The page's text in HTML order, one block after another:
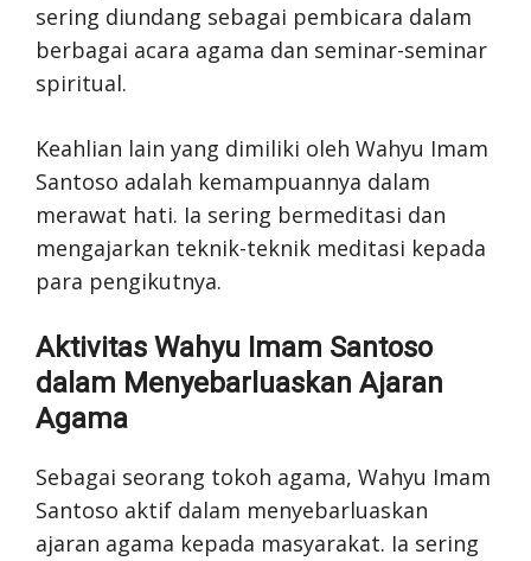
sering diundang sebagai pembicara dalam
berbagai acara agama dan seminar-seminar
spiritual.
Keahlian lain yang dimiliki oleh Wahyu Imam
Santoso adalah kemampuannya dalam
merawat hati. Ia sering bermeditasi dan
mengajarkan teknik-teknik meditasi kepada
para pengikutnya.
Aktivitas Wahyu Imam Santoso
dalam Menyebarluaskan Ajaran
Agama
Sebagai seorang tokoh agama, Wahyu Imam
Santoso aktif dalam menyebarluaskan
ajaran agama kepada masyarakat. Ia sering